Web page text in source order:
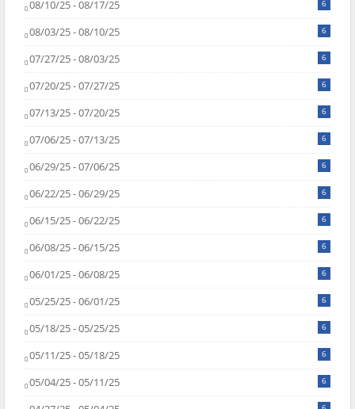
08/10/25 - 08/17/25 6
08/03/25 - 08/10/25 6
07/27/25 - 08/03/25 6
07/20/25 - 07/27/25 6
07/13/25 - 07/20/25 6
07/06/25 - 07/13/25 6
06/29/25 - 07/06/25 6
06/22/25 - 06/29/25 6
06/15/25 - 06/22/25 6
06/08/25 - 06/15/25 6
06/01/25 - 06/08/25 6
05/25/25 - 06/01/25 6
05/18/25 - 05/25/25 6
05/11/25 - 05/18/25 6
05/04/25 - 05/11/25 6